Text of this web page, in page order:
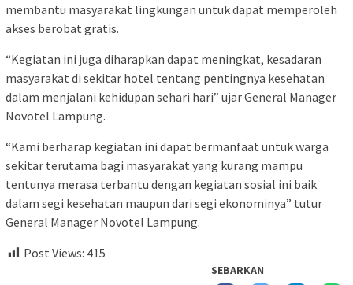
membantu masyarakat lingkungan untuk dapat memperoleh
akses berobat gratis.
“Kegiatan ini juga diharapkan dapat meningkat, kesadaran
masyarakat di sekitar hotel tentang pentingnya kesehatan
dalam menjalani kehidupan sehari hari” ujar General Manager
Novotel Lampung.
“Kami berharap kegiatan ini dapat bermanfaat untuk warga
sekitar terutama bagi masyarakat yang kurang mampu
tentunya merasa terbantu dengan kegiatan sosial ini baik
dalam segi kesehatan maupun dari segi ekonominya” tutur
General Manager Novotel Lampung.
Post Views: 415
SEBARKAN